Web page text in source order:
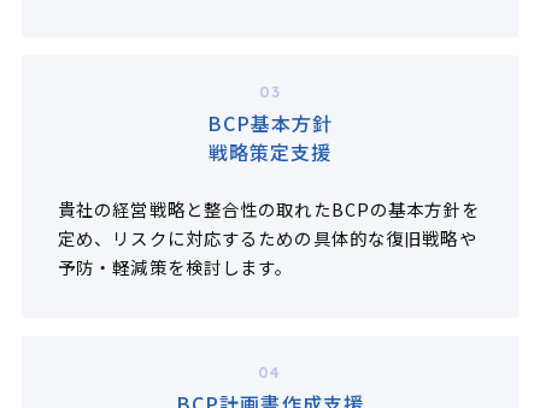
03
BCP基本方針
戦略策定支援
貴社の経営戦略と整合性の取れたBCPの基本方針を
定め、リスクに対応するための具体的な復旧戦略や
予防・軽減策を検討します。
04